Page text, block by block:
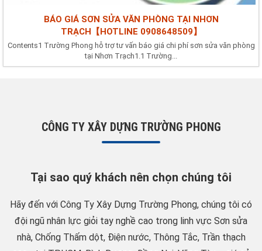
BÁO GIÁ SƠN SỬA VĂN PHÒNG TẠI NHƠN
TRẠCH【HOTLINE 0908648509】
Contents1 Trường Phong hỗ trợ tư vấn báo giá chi phí sơn sửa văn phòng
tại Nhơn Trạch1.1 Trường...
CÔNG TY XÂY DỰNG TRƯỜNG PHONG
Tại sao quý khách nên chọn chúng tôi
Hãy đến với Công Ty Xây Dựng Trường Phong, chúng tôi có
đội ngũ nhân lực giỏi tay nghề cao trong linh vực Sơn sửa
nhà, Chống Thấm dột, Điện nước, Thông Tắc, Trần thạch